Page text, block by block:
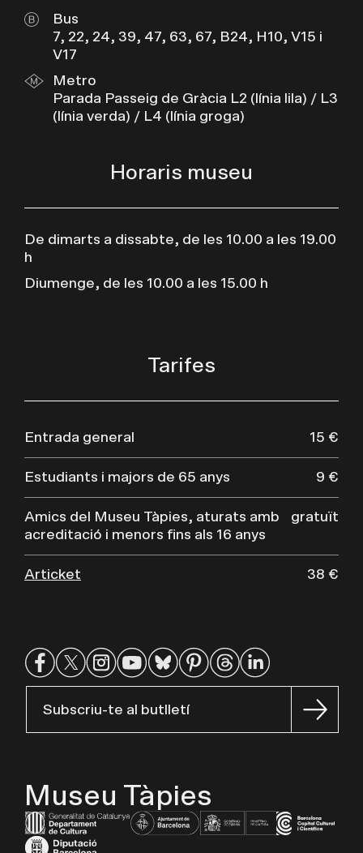
Bus
7, 22, 24, 39, 47, 63, 67, B24, H10, V15 i
V17
Metro
Parada Passeig de Gràcia L2 (línia lila) / L3
(línia verda) / L4 (línia groga)
Horaris museu
De dimarts a dissabte, de les 10.00 a les 19.00
h
Diumenge, de les 10.00 a les 15.00 h
Tarifes
Entrada general 15 €
Estudiants i majors de 65 anys 9 €
Amics del Museu Tàpies, aturats amb
acreditació i menors fins als 16 anys
gratuït
Articket 38 €
Subscriu-te al butlletí
Museu Tàpies